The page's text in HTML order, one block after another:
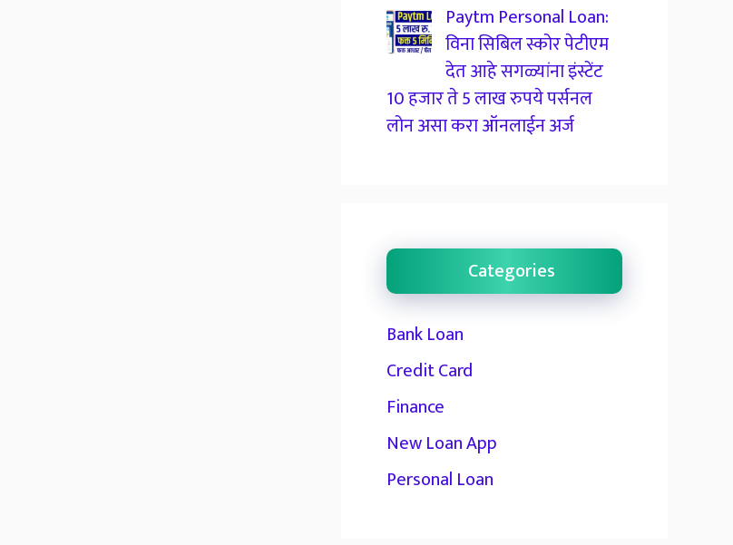
Paytm Personal Loan:
विना सिबिल स्कोर पेटीएम
देत आहे सगळ्यांना इंस्टेंट
10 हजार ते 5 लाख रुपये पर्सनल
लोन असा करा ऑनलाईन अर्ज
Categories
Bank Loan
Credit Card
Finance
New Loan App
Personal Loan